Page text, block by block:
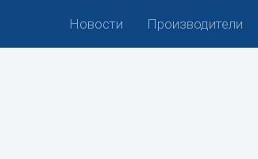
Новости Производители